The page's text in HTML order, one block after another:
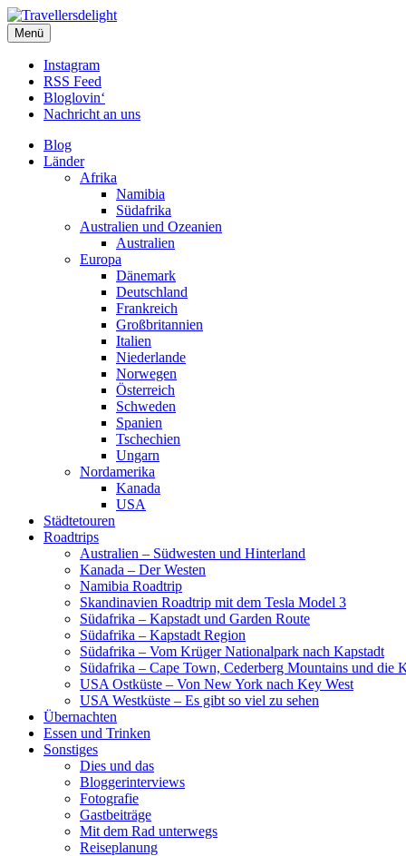
Travellersdelight
TRAVEL – LIVESTYLE – PHOTOGRAPHY
Menü
Instagram
RSS Feed
Bloglovin‘
Nachricht an uns
Blog
Länder
Afrika
Namibia
Südafrika
Australien und Ozeanien
Australien
Europa
Dänemark
Deutschland
Frankreich
Großbritannien
Italien
Niederlande
Norwegen
Österreich
Schweden
Spanien
Tschechien
Ungarn
Nordamerika
Kanada
USA
Städtetouren
Roadtrips
Australien – Südwesten und Hinterland
Kanada – Der Westen
Namibia Roadtrip
Skandinavien Roadtrip mit dem Tesla Model 3
Südafrika – Kapstadt und Garden Route
Südafrika – Kapstadt Region
Südafrika – Vom Krüger Nationalpark nach Kapstadt
Südafrika – Cape Town, Cederberg Mountains und die
USA Ostküste – Von New York nach Key West
USA Westküste – Es gibt so viel zu sehen
Übernachten
Essen und Trinken
Sonstiges
Dies und das
Bloggerinterviews
Fotografie
Gastbeiträge
Mit dem Rad unterwegs
Reiseplanung